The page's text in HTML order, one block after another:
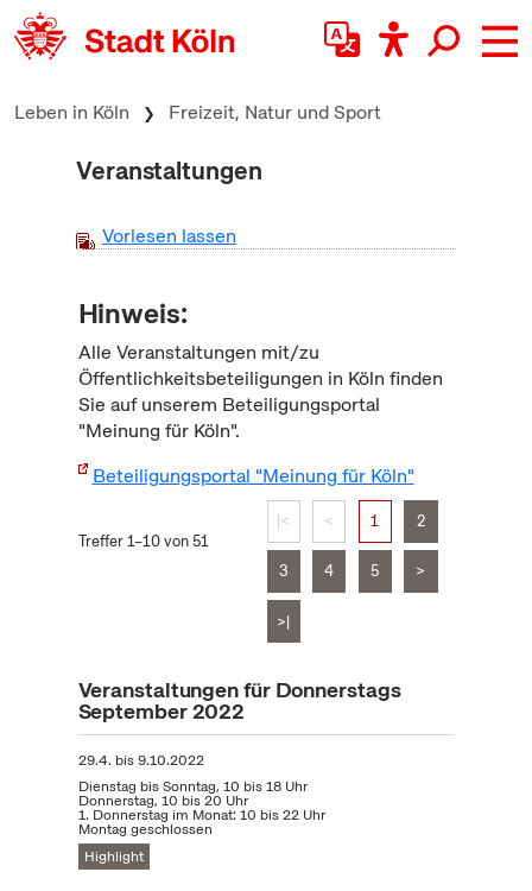
zum Inhalt springen
Leben in Köln Freizeit, Natur und Sport
Veranstaltungen
Vorlesen lassen
Hinweis:
Alle Veranstaltungen mit/zu
Öffentlichkeitsbeteiligungen in Köln finden
Sie auf unserem Beteiligungsportal
"Meinung für Köln".
Beteiligungsportal "Meinung für Köln"
Treffer 1–10 von 51
|< < 1 2
3 4 5 >
>|
Veranstaltungen für Donnerstags
September 2022
29.4. bis9.10.2022
Dienstag bis Sonntag, 10 bis 18 Uhr
Donnerstag, 10 bis 20 Uhr
1. Donnerstag im Monat: 10 bis 22 Uhr
Montag geschlossen
Highlight